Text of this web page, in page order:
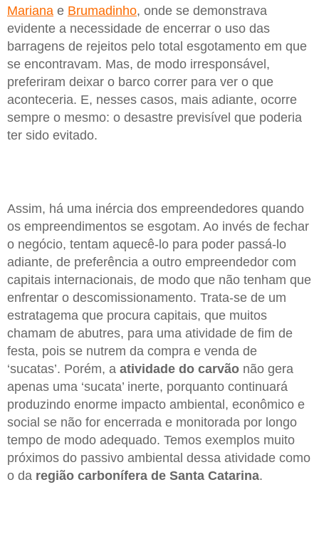
Mariana e Brumadinho, onde se demonstrava
evidente a necessidade de encerrar o uso das
barragens de rejeitos pelo total esgotamento em que
se encontravam. Mas, de modo irresponsável,
preferiram deixar o barco correr para ver o que
aconteceria. E, nesses casos, mais adiante, ocorre
sempre o mesmo: o desastre previsível que poderia
ter sido evitado.
Assim, há uma inércia dos empreendedores quando
os empreendimentos se esgotam. Ao invés de fechar
o negócio, tentam aquecê-lo para poder passá-lo
adiante, de preferência a outro empreendedor com
capitais internacionais, de modo que não tenham que
enfrentar o descomissionamento. Trata-se de um
estratagema que procura capitais, que muitos
chamam de abutres, para uma atividade de fim de
festa, pois se nutrem da compra e venda de
‘sucatas’. Porém, a atividade do carvão não gera
apenas uma ‘sucata’ inerte, porquanto continuará
produzindo enorme impacto ambiental, econômico e
social se não for encerrada e monitorada por longo
tempo de modo adequado. Temos exemplos muito
próximos do passivo ambiental dessa atividade como
o da região carbonífera de Santa Catarina.